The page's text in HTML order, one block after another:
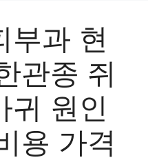
부과 현
관종 쥐
귀 원인
용 가격